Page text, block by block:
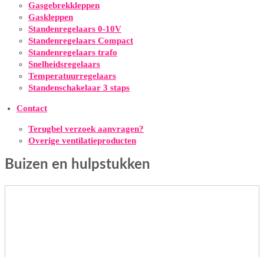
Gasgebrekkleppen
Gaskleppen
Standenregelaars 0-10V
Standenregelaars Compact
Standenregelaars trafo
Snelheidsregelaars
Temperatuurregelaars
Standenschakelaar 3 staps
Contact
Terugbel verzoek aanvragen?
Overige ventilatieproducten
Buizen en hulpstukken